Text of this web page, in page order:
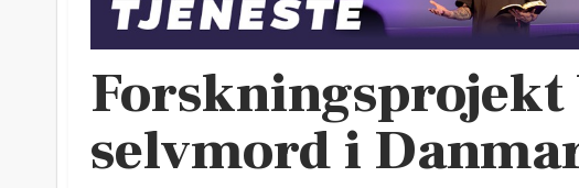
Forskningsprojekt
selvmord i